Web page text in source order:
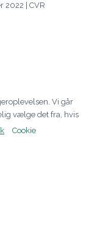
2022 | CVR
Vi går
vælge det fra, hvis
Cookie